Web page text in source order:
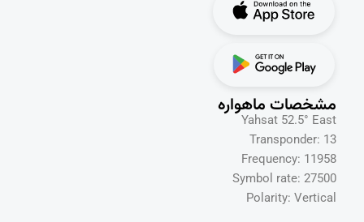
مشخصات ماهواره
Yahsat 52.5° East
Transponder: 13
Frequency: 11958
Symbol rate: 27500
Polarity: Vertical